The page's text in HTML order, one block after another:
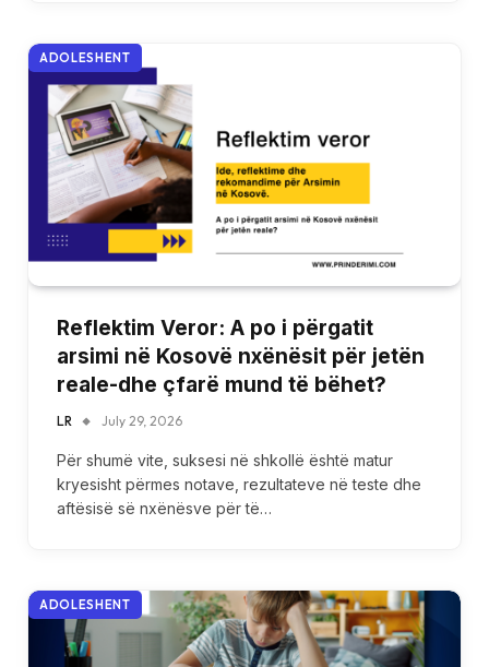
ADOLESHENT
Reflektim Veror: A po i përgatit
arsimi në Kosovë nxënësit për jetën
reale-dhe çfarë mund të bëhet?
LR July 29, 2026
Për shumë vite, suksesi në shkollë është matur
kryesisht përmes notave, rezultateve në teste dhe
aftësisë së nxënësve për të…
ADOLESHENT